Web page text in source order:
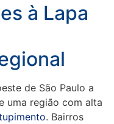
à Lapa
de São Paulo a
uma região com alta
. Bairros